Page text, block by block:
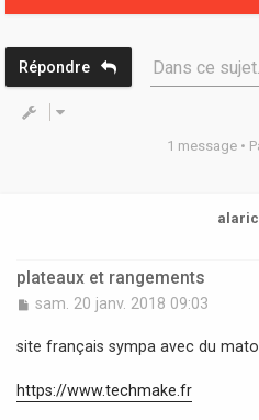
Répondre Dans ce
1 message •
plateaux et rangements
M
s
g
sam. 20 janv. 2018 09:03
site français sympa avec du
https://www.techmake.fr